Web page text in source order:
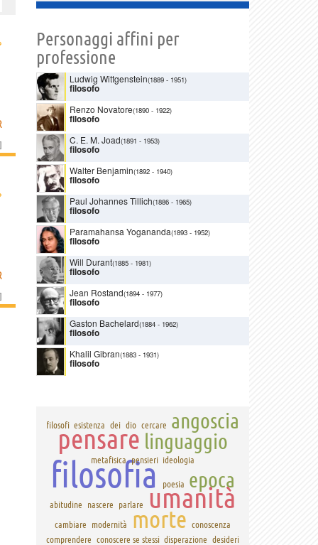
]
]
Personaggi affini per
professione
Ludwig Wittgenstein(1889 - 1951)
filosofo
Renzo Novatore(1890 - 1922)
filosofo
C. E. M. Joad(1891 - 1953)
filosofo
Walter Benjamin(1892 - 1940)
filosofo
Paul Johannes Tillich(1886 - 1965)
filosofo
Paramahansa Yogananda(1893 - 1952)
filosofo
Will Durant(1885 - 1981)
filosofo
Jean Rostand(1894 - 1977)
filosofo
Gaston Bachelard(1884 - 1962)
filosofo
Khalil Gibran(1883 - 1931)
filosofo
filosofi esistenza dei dio cercare angoscia
pensare linguaggio
metafisica pensieri ideologia
filosofia poesia epoca
abitudine nascere parlare umanità
cambiare modernità morte conoscenza
comprendere conoscere se stessi disperazione desideri